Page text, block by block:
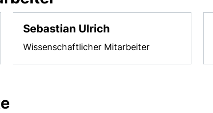
Sebastian Ulrich
Wissenschaftlicher Mitarbeiter